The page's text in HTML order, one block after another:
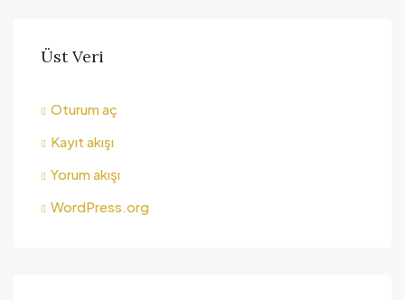
Üst Veri
Oturum aç
Kayıt akışı
Yorum akışı
WordPress.org